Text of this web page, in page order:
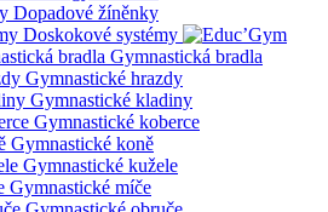
Dopadové žíněnky
Doskokové systémy
Gymnastická bradla
Gymnastické hrazdy
Gymnastické kladiny
Gymnastické koberce
Gymnastické koně
Gymnastické kužele
Gymnastické míče